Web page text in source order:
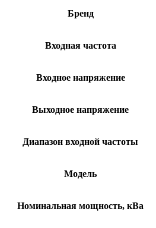
Бренд
Входная частота
Входное напряжение
Выходное напряжение
Диапазон входной частоты
Модель
Номинальная мощность, кВа